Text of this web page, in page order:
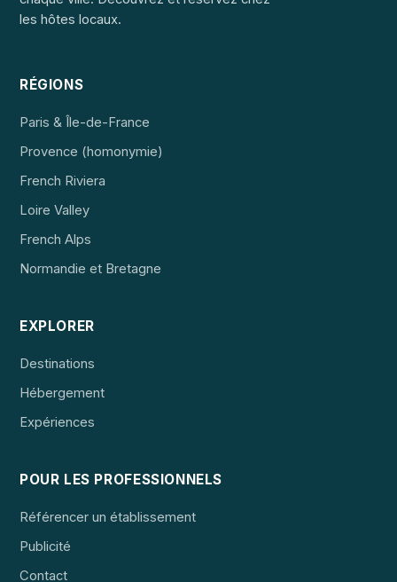
les hôtes locaux.
RÉGIONS
Paris & Île-de-France
Provence (homonymie)
French Riviera
Loire Valley
French Alps
Normandie et Bretagne
EXPLORER
Destinations
Hébergement
Expériences
POUR LES PROFESSIONNELS
Référencer un établissement
Publicité
Contact